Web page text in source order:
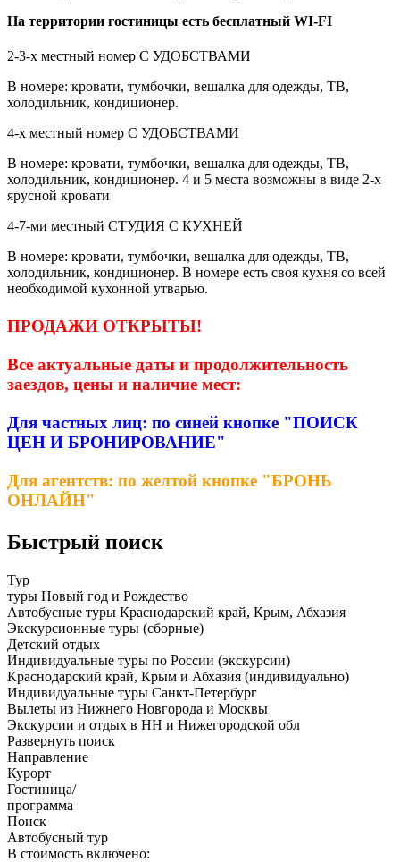
На территории гостиницы есть бесплатный WI-FI
2-3-х местный номер С УДОБСТВАМИ
В номере: кровати, тумбочки, вешалка для одежды, ТВ,
холодильник, кондиционер.
4-х местный номер С УДОБСТВАМИ
В номере: кровати, тумбочки, вешалка для одежды, ТВ,
холодильник, кондиционер. 4 и 5 места возможны в виде 2-х
ярусной кровати
4-7-ми местный СТУДИЯ С КУХНЕЙ
В номере: кровати, тумбочки, вешалка для одежды, ТВ,
холодильник, кондиционер. В номере есть своя кухня со всей
необходимой кухонной утварью.
ПРОДАЖИ ОТКРЫТЫ!
Все актуальные даты и продолжительность
заездов, цены и наличие мест:
Для частных лиц: по синей кнопке "ПОИСК
ЦЕН И БРОНИРОВАНИЕ"
Для агентств: по желтой кнопке "БРОНЬ
ОНЛАЙН"
Быстрый поиск
Тур
туры Новый год и Рождество
Автобусные туры Краснодарский край, Крым, Абхазия
Экскурсионные туры (сборные)
Детский отдых
Индивидуальные туры по России (экскурсии)
Краснодарский край, Крым и Абхазия (индивидуально)
Индивидуальные туры Санкт-Петербург
Вылеты из Нижнего Новгорода и Москвы
Экскурсии и отдых в НН и Нижегородской обл
Развернуть поиск
Направление
Курорт
Гостиница/
программа
Поиск
Автобусный тур
В стоимость включено: